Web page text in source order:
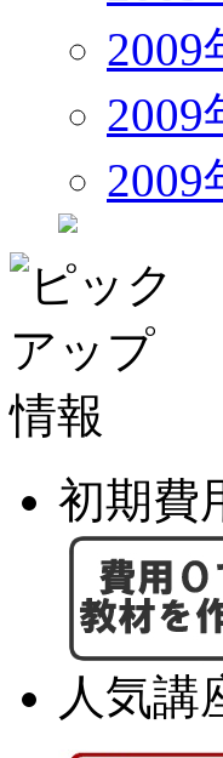
2009
2009
2009
初期費
人気講